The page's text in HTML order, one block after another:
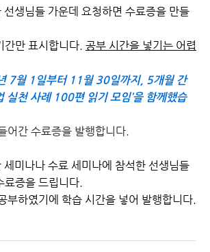
생님들 가운데 요청하면 수료증을 만들
간만 표시합니다. 공부 시간을 넣기는 어렵
7월 1일부터 11월 30일까지, 5개월 간
실천 사례 100편 읽기 모임’을 함께했습
어간 수료증을 발행합니다.
미나나 수료 세미나에 참석한 선생님들
료증을 드립니다.
부하였기에 학습 시간을 넣어 발행합니다.